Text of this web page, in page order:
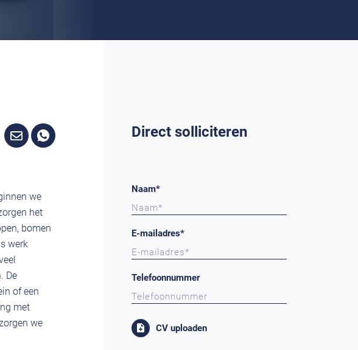
we
het
bomen
werk
De
of een
met
we
Direct solliciteren
Naam*
E-mailadres*
Telefoonnummer
CV uploaden